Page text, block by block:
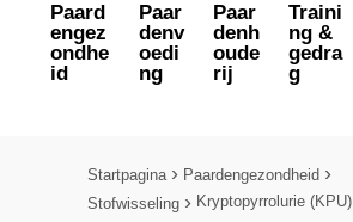
Paard
engez
ondhe
id
Paar
denv
oedi
ng
Paar
denh
oude
rij
Traini
ng &
gedra
g
Startpagina
Paardengezondheid
Stofwisseling
Kryptopyrrolurie (KPU)